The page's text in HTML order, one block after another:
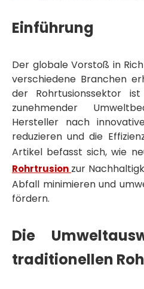
Einführung
Der globale Vorstoß in
verschiedene Branchen
der Rohrtusionssektor
zunehmender
Hersteller nach
reduzieren und die
Artikel befasst sich, wie
Rohrtrusion zur
Abfall minimieren und
fördern.
Die
traditionellen